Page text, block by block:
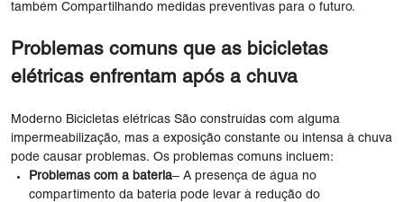
também Compartilhando medidas preventivas para o futuro.
Problemas comuns que as bicicletas
elétricas enfrentam após a chuva
Moderno Bicicletas elétricas São construídas com alguma
impermeabilização, mas a exposição constante ou intensa à chuva
pode causar problemas. Os problemas comuns incluem:
Problemas com a bateria– A presença de água no
compartimento da bateria pode levar à redução do